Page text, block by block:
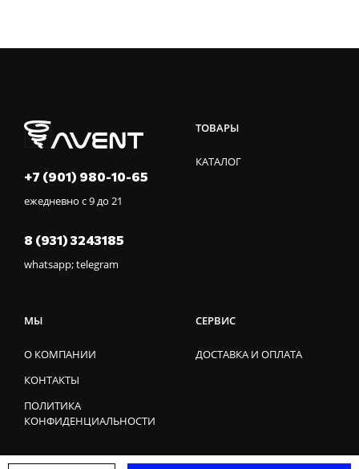
+7 (901) 980-10-65
ежедневно с 9 до 21
8 (931) 3243185
whatsapp; telegram
ТОВАРЫ
КАТАЛОГ
МЫ
О КОМПАНИИ
КОНТАКТЫ
ПОЛИТИКА
КОНФИДЕНЦИАЛЬНОСТИ
СЕРВИС
ДОСТАВКА И ОПЛАТА